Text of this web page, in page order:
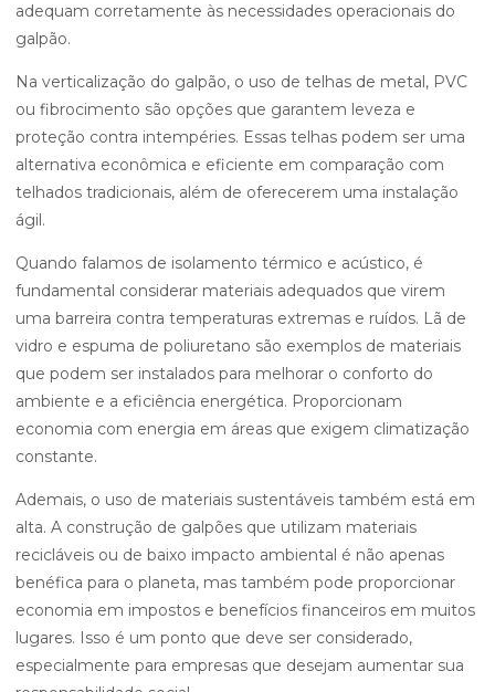
adequam corretamente às necessidades operacionais do
galpão.
Na verticalização do galpão, o uso de telhas de metal, PVC
ou fibrocimento são opções que garantem leveza e
proteção contra intempéries. Essas telhas podem ser uma
alternativa econômica e eficiente em comparação com
telhados tradicionais, além de oferecerem uma instalação
ágil.
Quando falamos de isolamento térmico e acústico, é
fundamental considerar materiais adequados que virem
uma barreira contra temperaturas extremas e ruídos. Lã de
vidro e espuma de poliuretano são exemplos de materiais
que podem ser instalados para melhorar o conforto do
ambiente e a eficiência energética. Proporcionam
economia com energia em áreas que exigem climatização
constante.
Ademais, o uso de materiais sustentáveis também está em
alta. A construção de galpões que utilizam materiais
recicláveis ou de baixo impacto ambiental é não apenas
benéfica para o planeta, mas também pode proporcionar
economia em impostos e benefícios financeiros em muitos
lugares. Isso é um ponto que deve ser considerado,
especialmente para empresas que desejam aumentar sua